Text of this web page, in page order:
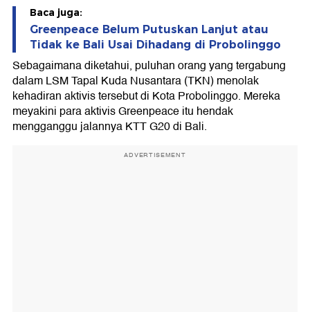
Baca juga:
Greenpeace Belum Putuskan Lanjut atau
Tidak ke Bali Usai Dihadang di Probolinggo
Sebagaimana diketahui, puluhan orang yang tergabung
dalam LSM Tapal Kuda Nusantara (TKN) menolak
kehadiran aktivis tersebut di Kota Probolinggo. Mereka
meyakini para aktivis Greenpeace itu hendak
mengganggu jalannya KTT G20 di Bali.
ADVERTISEMENT